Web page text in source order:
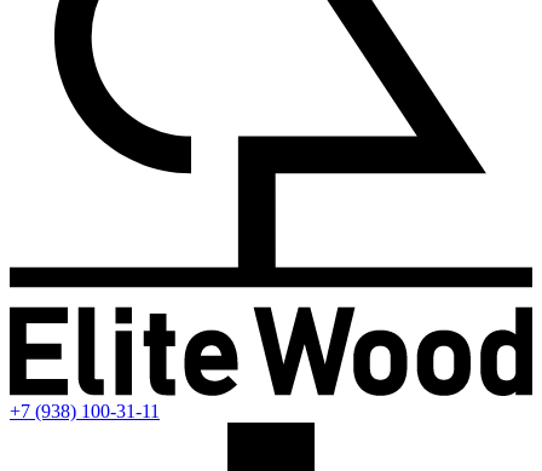
+7 (938) 100-31-11